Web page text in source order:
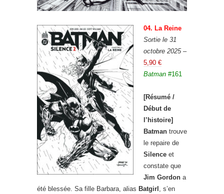
04. La Reine
Sortie le 31
octobre 2025–
5,90 €
Batman #161
[Résumé /
Début de
l’histoire]
Batman trouve
le repaire de
Silence et
constate que
Jim Gordon a
été blessée. Sa fille Barbara, alias Batgirl , s’en